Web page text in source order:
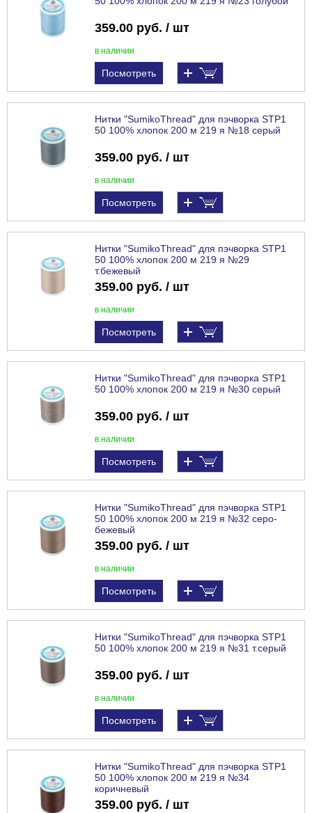
359.00 руб. / шт
в наличии
Посмотреть
Нитки "SumikoThread" для пэчворка STP1
50 100% хлопок 200 м 219 я №18 серый
359.00 руб. / шт
в наличии
Посмотреть
Нитки "SumikoThread" для пэчворка STP1
50 100% хлопок 200 м 219 я №29
т.бежевый
359.00 руб. / шт
в наличии
Посмотреть
Нитки "SumikoThread" для пэчворка STP1
50 100% хлопок 200 м 219 я №30 серый
359.00 руб. / шт
в наличии
Посмотреть
Нитки "SumikoThread" для пэчворка STP1
50 100% хлопок 200 м 219 я №32 серо-
бежевый
359.00 руб. / шт
в наличии
Посмотреть
Нитки "SumikoThread" для пэчворка STP1
50 100% хлопок 200 м 219 я №31 т.серый
359.00 руб. / шт
в наличии
Посмотреть
Нитки "SumikoThread" для пэчворка STP1
50 100% хлопок 200 м 219 я №34
коричневый
359.00 руб. / шт